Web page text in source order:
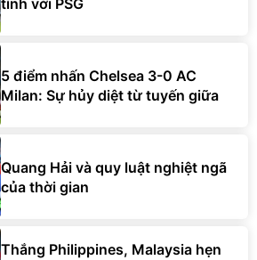
5 điểm nhấn Chelsea 3-0 AC
Milan: Sự hủy diệt từ tuyến giữa
Quang Hải và quy luật nghiệt ngã
của thời gian
Thắng Philippines, Malaysia hẹn